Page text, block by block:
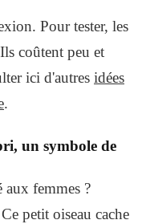
Pour tester, les
coûtent peu et
ici d'autres idées
.
un symbole de
femmes ?
petit oiseau cache